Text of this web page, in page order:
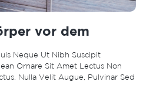
vor dem
Neque Ut Nibh Suscipit
Ornare Sit Amet Lectus Non
Nulla Velit Augue, Pulvinar Sed